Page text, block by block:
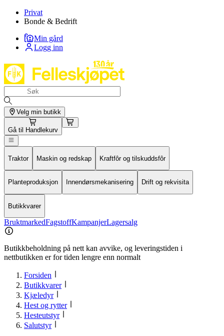
Privat
Bonde & Bedrift
Min gård
Logg inn
Velg min butikk
Gå til Handlekurv
Traktor Maskin og redskap Kraftfôr og tilskuddsfôr
Planteproduksjon Innendørsmekanisering Drift og rekvisita
Butikkvarer
BruktmarkedFagstoffKampanjerLagersalg
Butikkbeholdning på nett kan avvike, og leveringstiden i
nettbutikken er for tiden lengre enn normalt
Forsiden
Butikkvarer
Kjæledyr
Hest og rytter
Hesteutstyr
Salutstyr